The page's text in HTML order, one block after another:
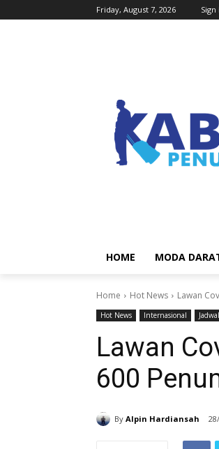
Friday, August 7, 2026 Sign
HOME MODA
Home Hot News Lawan
Hot News Internasional
Lawan
600
By Alpin Hardiansah